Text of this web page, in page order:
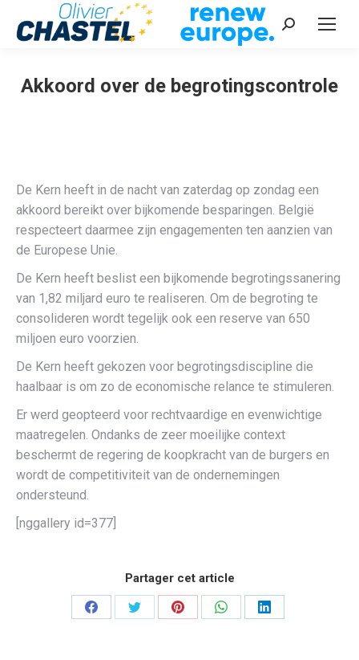
Recherche
Akkoord over de begrotingscontrole
De Kern heeft in de nacht van zaterdag op zondag een
akkoord bereikt over bijkomende besparingen. België
respecteert daarmee zijn engagementen ten aanzien van
de Europese Unie.
De Kern heeft beslist een bijkomende begrotingssanering
van 1,82 miljard euro te realiseren. Om de begroting te
consolideren wordt tegelijk ook een reserve van 650
miljoen euro voorzien.
De Kern heeft gekozen voor begrotingsdiscipline die
haalbaar is om zo de economische relance te stimuleren.
Er werd geopteerd voor rechtvaardige en evenwichtige
maatregelen. Ondanks de zeer moeilijke context
beschermt de regering de koopkracht van de burgers en
wordt de competitiviteit van de ondernemingen
ondersteund.
[nggallery id=377]
Partager cet article
PartagerPartagerPartagerPartagerPartager